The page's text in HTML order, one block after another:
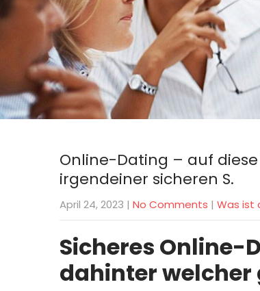
Online-Dating – auf
irgendeiner sicheren S.
April 24, 2023 | No Comments | Was ist
Sicheres Online-
dahinter welcher